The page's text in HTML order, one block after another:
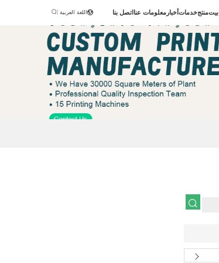
بيتمنتجخدماتأخبارمعلومات عنااتصل بنا اللغة العربية